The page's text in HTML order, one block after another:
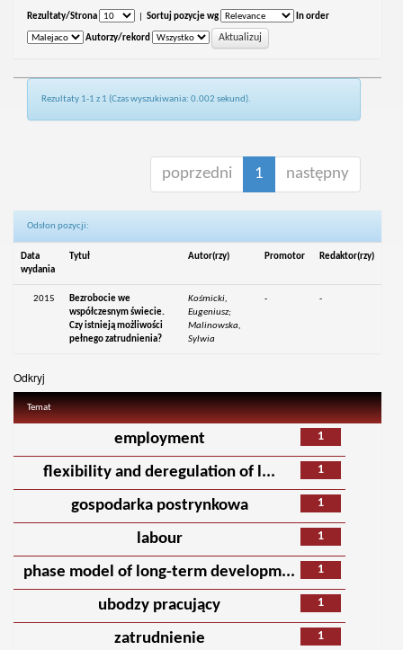
Rezultaty/Strona Sortuj pozycje wg In order
Autorzy/rekord
Rezultaty 1-1 z 1 (Czas wyszukiwania: 0.002 sekund).
poprzedni 1 następny
Odsłon pozycji:
Data
wydania
Tytuł Autor(rzy) Promotor Redaktor(rzy)
2015
Bezrobocie we
współczesnym świecie.
Czy istnieją możliwości
pełnego zatrudnienia?
Kośmicki,
Eugeniusz;
Malinowska,
Sylwia
- -
Odkryj
Temat
1
employment
1
flexibility and deregulation of l...
1
gospodarka postrynkowa
1
labour
1
phase model of long-term developm...
1
ubodzy pracujący
1
zatrudnienie